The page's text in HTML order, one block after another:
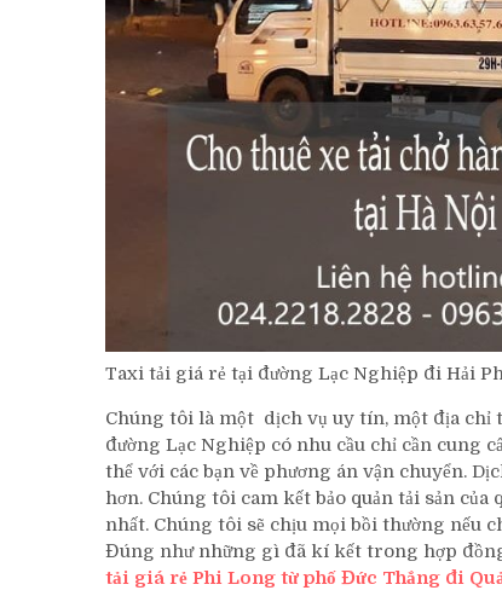
Taxi tải giá rẻ tại đường Lạc Nghiệp đi Hải
Chúng tôi là một dịch vụ uy tín, một địa chỉ
đường Lạc Nghiệp có nhu cầu chỉ cần cung
thể với các bạn về phương án vận chuyển.
hơn. Chúng tôi cam kết bảo quản tải sản
nhất. Chúng tôi sẽ chịu mọi bồi thường nếu
Đúng như những gì đã kí kết trong hợp
tải giá rẻ Phi Long từ phố Đức Thắng đi